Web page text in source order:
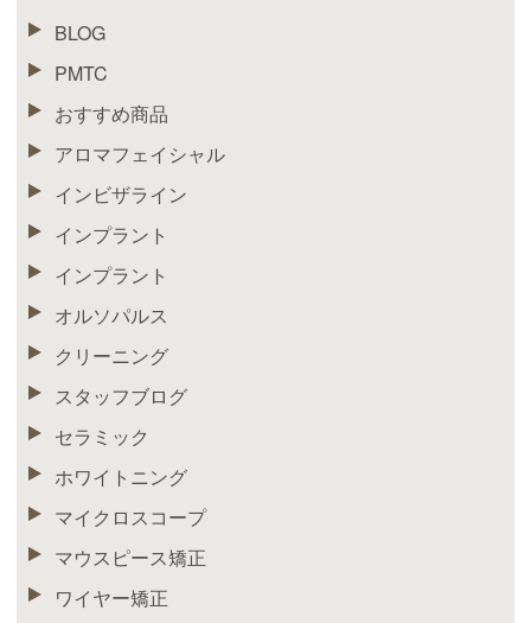
BLOG
PMTC
おすすめ商品
アロマフェイシャル
インビザライン
インプラント
インプラント
オルソパルス
クリーニング
スタッフブログ
セラミック
ホワイトニング
マイクロスコープ
マウスピース矯正
ワイヤー矯正